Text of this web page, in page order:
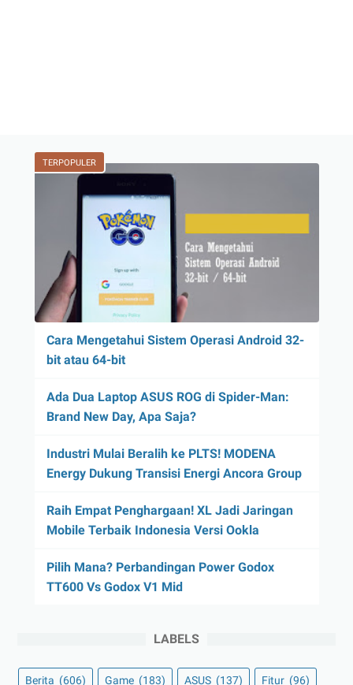
TERPOPULER
Cara Mengetahui Sistem Operasi Android 32-
bit atau 64-bit
Ada Dua Laptop ASUS ROG di Spider-Man:
Brand New Day, Apa Saja?
Industri Mulai Beralih ke PLTS! MODENA
Energy Dukung Transisi Energi Ancora Group
Raih Empat Penghargaan! XL Jadi Jaringan
Mobile Terbaik Indonesia Versi Ookla
Pilih Mana? Perbandingan Power Godox
TT600 Vs Godox V1 Mid
LABELS
Berita (606) Game (183) ASUS (137) Fitur (96)